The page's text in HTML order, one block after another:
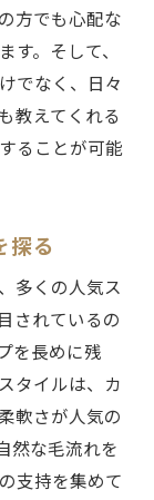
方でも心配な
す。そして、
でなく、日々
教えてくれる
ることが可能
探る
多くの人気ス
されているの
を長めに残
タイルは、カ
軟さが人気の
然な毛流れを
支持を集めて